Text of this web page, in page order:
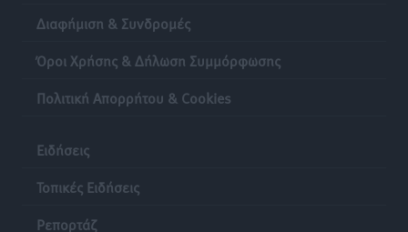
Διαφήμιση & Συνδρομές
Όροι Χρήσης & Δήλωση Συμμόρφωσης
Πολιτική Απορρήτου & Cookies
Ειδήσεις
Τοπικές Ειδήσεις
Ρεπορτάζ